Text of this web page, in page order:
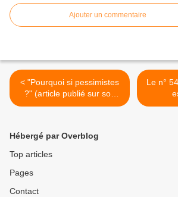
Ajouter un commentaire
< "Pourquoi si pessimistes
?" (article publié sur son
blog par Jean-Michel
Le n°
Hébergé par Overblog
Top articles
Pages
Contact